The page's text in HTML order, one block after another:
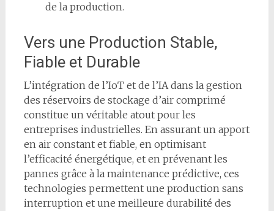
de la production.
Vers une Production Stable,
Fiable et Durable
L’intégration de l’IoT et de l’IA dans la gestion
des réservoirs de stockage d’air comprimé
constitue un véritable atout pour les
entreprises industrielles. En assurant un apport
en air constant et fiable, en optimisant
l’efficacité énergétique, et en prévenant les
pannes grâce à la maintenance prédictive, ces
technologies permettent une production sans
interruption et une meilleure durabilité des